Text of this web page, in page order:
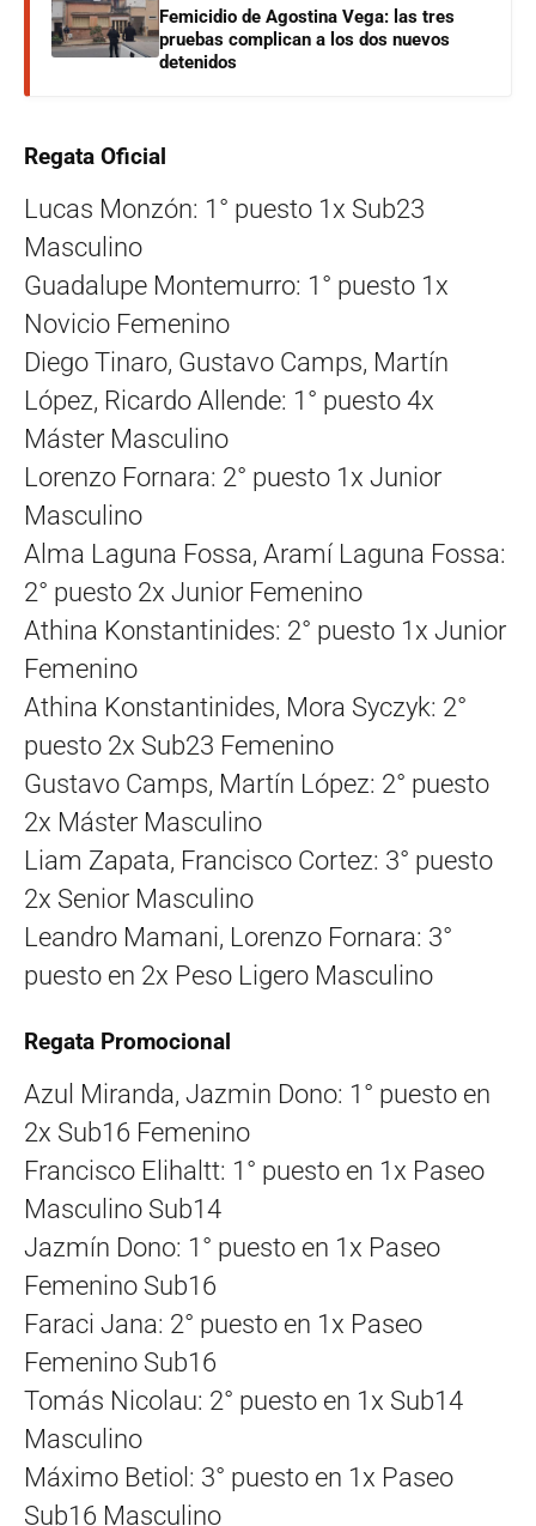
Femicidio de Agostina Vega: las tres
pruebas complican a los dos nuevos
detenidos
Regata Oficial
Lucas Monzón: 1° puesto 1x Sub23
Masculino
Guadalupe Montemurro: 1° puesto 1x
Novicio Femenino
Diego Tinaro, Gustavo Camps, Martín
López, Ricardo Allende: 1° puesto 4x
Máster Masculino
Lorenzo Fornara: 2° puesto 1x Junior
Masculino
Alma Laguna Fossa, Aramí Laguna Fossa:
2° puesto 2x Junior Femenino
Athina Konstantinides: 2° puesto 1x Junior
Femenino
Athina Konstantinides, Mora Syczyk: 2°
puesto 2x Sub23 Femenino
Gustavo Camps, Martín López: 2° puesto
2x Máster Masculino
Liam Zapata, Francisco Cortez: 3° puesto
2x Senior Masculino
Leandro Mamani, Lorenzo Fornara: 3°
puesto en 2x Peso Ligero Masculino
Regata Promocional
Azul Miranda, Jazmin Dono: 1° puesto en
2x Sub16 Femenino
Francisco Elihaltt: 1° puesto en 1x Paseo
Masculino Sub14
Jazmín Dono: 1° puesto en 1x Paseo
Femenino Sub16
Faraci Jana: 2° puesto en 1x Paseo
Femenino Sub16
Tomás Nicolau: 2° puesto en 1x Sub14
Masculino
Máximo Betiol: 3° puesto en 1x Paseo
Sub16 Masculino